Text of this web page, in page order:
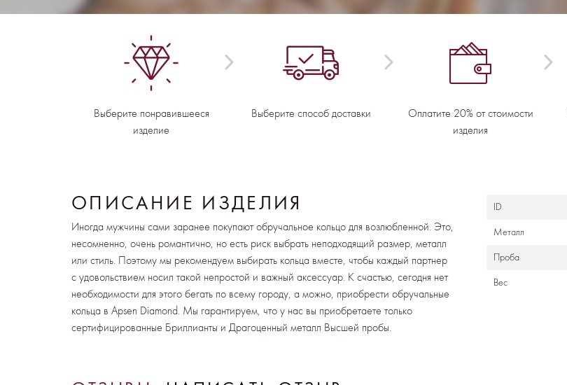
Выберите понравившееся
изделие
Выберите способ доставки
Оплатите 20% от стоимости
изделия
ОПИСАНИЕ ИЗДЕЛИЯ
Иногда мужчины сами заранее покупают обручальное кольцо для возлюбленной. Это,
несомненно, очень романтично, но есть риск выбрать неподходящий размер, металл
или стиль. Поэтому мы рекомендуем выбирать кольца вместе, чтобы каждый партнер
с удовольствием носил такой непростой и важный аксессуар. К счастью, сегодня нет
необходимости для этого бегать по всему городу, а можно, приобрести обручальные
кольца в Apsen Diamond. Мы гарантируем, что у нас вы приобретаете только
сертифицированные Бриллианты и Драгоценный металл Высшей пробы.
ID
Металл
Проба
Вес